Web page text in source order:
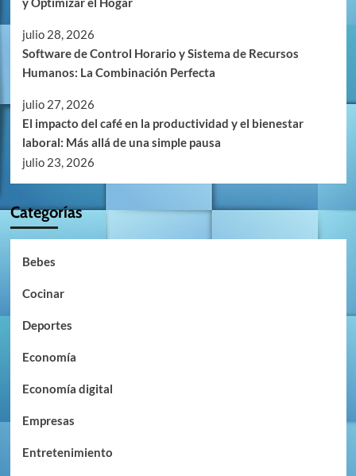
julio 28, 2026
Software de Control Horario y Sistema de Recursos
Humanos: La Combinación Perfecta
julio 27, 2026
El impacto del café en la productividad y el bienestar
laboral: Más allá de una simple pausa
julio 23, 2026
Categorías
Bebes
Cocinar
Deportes
Economía
Economía digital
Empresas
Entretenimiento